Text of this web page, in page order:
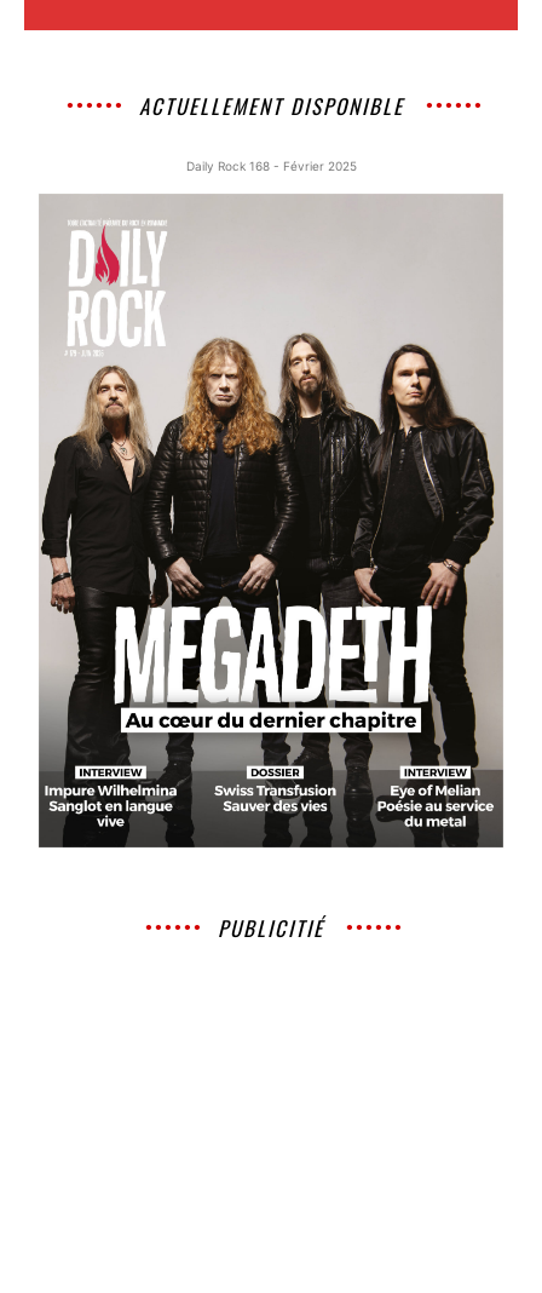
ACTUELLEMENT DISPONIBLE
Daily Rock 168 - Février 2025
PUBLICITIÉ